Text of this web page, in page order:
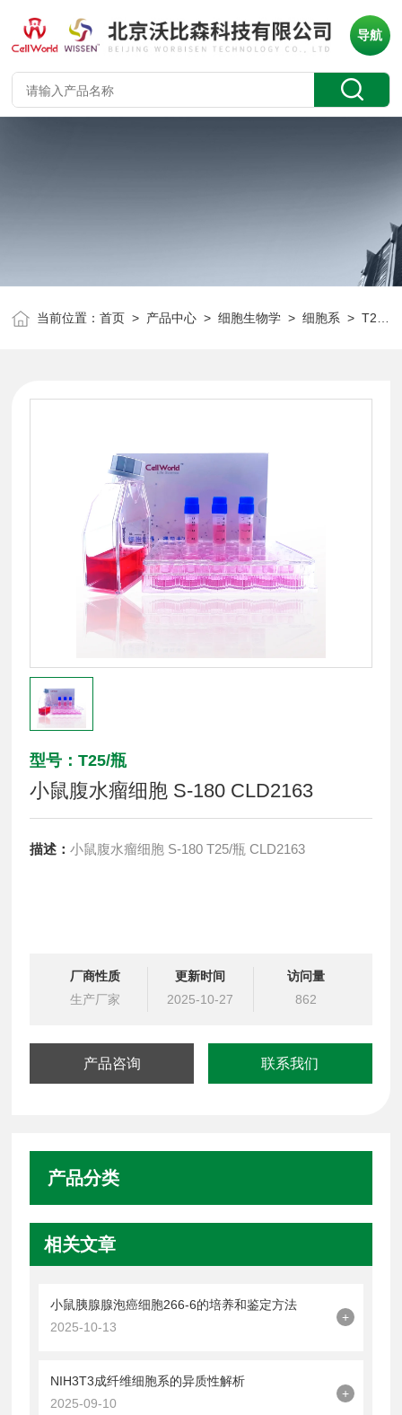
导航
当前位置：首页 > 产品中心 >细胞生物学 >细胞系 > T25/瓶小鼠腹水瘤细胞 S-180 CLD2163
型号：T25/瓶
小鼠腹水瘤细胞 S-180 CLD2163
描述：小鼠腹水瘤细胞 S-180 T25/瓶 CLD2163
厂商性质
生产厂家
更新时间
2025-10-27
访问量
862
产品咨询 联系我们
产品分类
相关文章
小鼠胰腺腺泡癌细胞266-6的培养和鉴定方法
2025-10-13
+
NIH3T3成纤维细胞系的异质性解析
2025-09-10
+